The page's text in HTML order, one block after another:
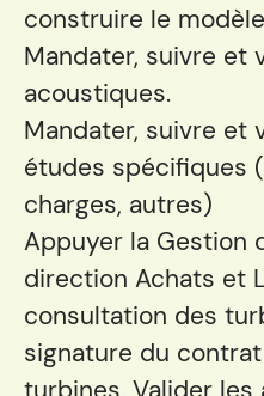
construire le
Mandater, suivre et
acoustiques.
Mandater, suivre et
études spécifiques
charges, autres)
Appuyer la Gestion
direction Achats et
consultation des
signature du